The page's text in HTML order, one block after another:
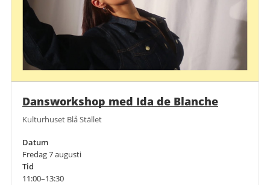
Dansworkshop med Ida de Blanche
Kulturhuset Blå Stället
Datum
Fredag 7 augusti
Tid
11:00–13:30